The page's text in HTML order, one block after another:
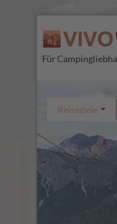
Für
Reiseziele